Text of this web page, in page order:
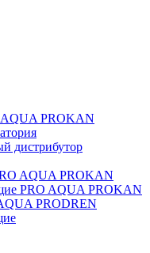
AQUA PROKAN
дистрибутор
AQUA PROKAN
PRO AQUA PROKAN
PRODREN